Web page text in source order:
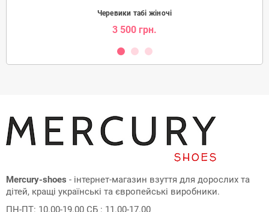
Черевики табі жіночі
3 500 грн.
Mercury-shoes - інтернет-магазин взуття для дорослих та
дітей, кращі українські та європейські виробники.
ПН-ПТ: 10.00-19.00 СБ : 11.00-17.00